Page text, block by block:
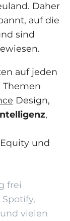
Daher
auf die
sind
auf jeden
Themen
Design,
,
und
frei
Spotify,
und vielen